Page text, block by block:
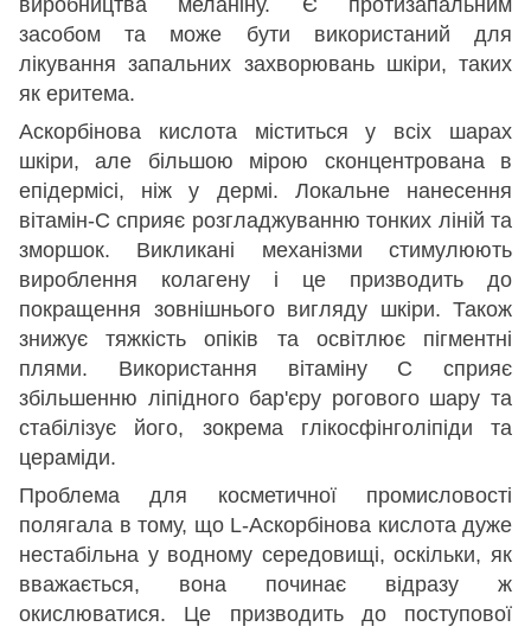
виробництва меланіну. Є протизапальним
засобом та може бути використаний для
лікування запальних захворювань шкіри, таких
як еритема.
Аскорбінова кислота міститься у всіх шарах
шкіри, але більшою мірою сконцентрована в
епідермісі, ніж у дермі. Локальне нанесення
вітамін-С сприяє розгладжуванню тонких ліній та
зморшок. Викликані механізми стимулюють
вироблення колагену і це призводить до
покращення зовнішнього вигляду шкіри. Також
знижує тяжкість опіків та освітлює пігментні
плями. Використання вітаміну С сприяє
збільшенню ліпідного бар'єру рогового шару та
стабілізує його, зокрема глікосфінголіпіди та
цераміди.
Проблема для косметичної промисловості
полягала в тому, що L-Аскорбінова кислота дуже
нестабільна у водному середовищі, оскільки, як
вважається, вона починає відразу ж
окислюватися. Це призводить до поступової